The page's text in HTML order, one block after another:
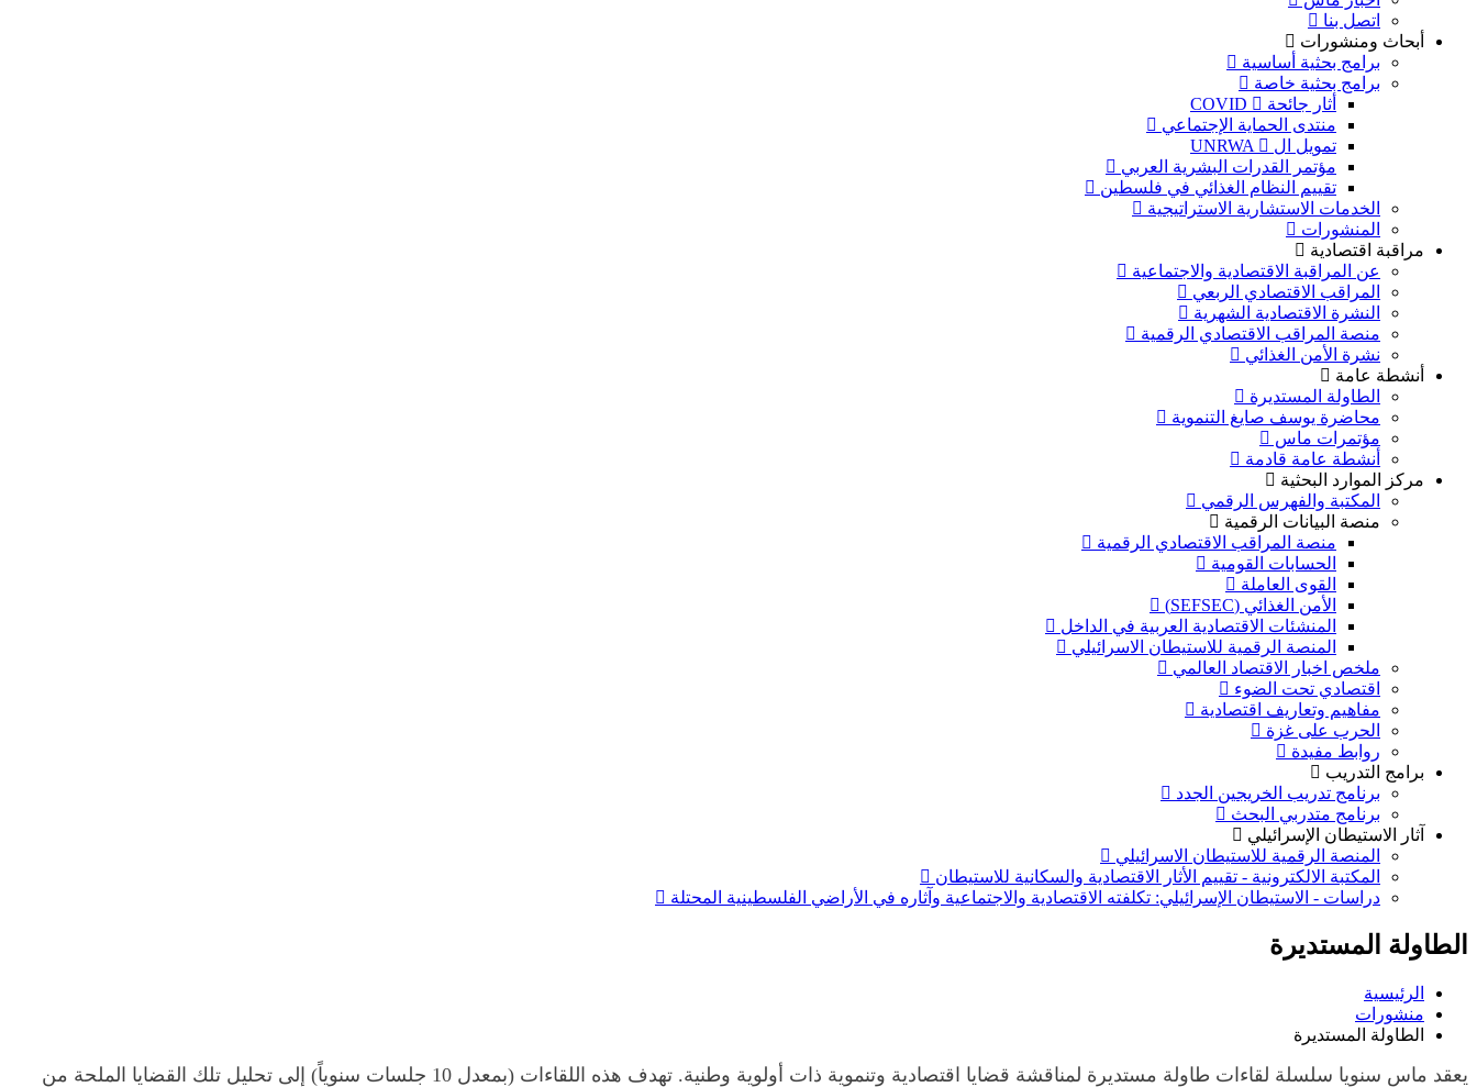
اتصل بنا
أبحاث ومنشورات
برامج بحثية أساسية
برامج بحثية خاصة
أثار جائحة COVID
منتدى الحماية الإجتماعي
تمويل ال UNRWA
مؤتمر القدرات البشرية العربي
تقييم النظام الغذائي في فلسطين
الخدمات الاستشارية الاستراتيجية
المنشورات
مراقبة اقتصادية
عن المراقبة الاقتصادية والاجتماعية
المراقب الاقتصادي الربعي
النشرة الاقتصادية الشهرية
منصة المراقب الاقتصادي الرقمية
نشرة الأمن الغذائي
أنشطة عامة
الطاولة المستديرة
محاضرة يوسف صايغ التنموية
مؤتمرات ماس
أنشطة عامة قادمة
مركز الموارد البحثية
المكتبة والفهرس الرقمي
منصة البيانات الرقمية
منصة المراقب الاقتصادي الرقمية
الحسابات القومية
القوى العاملة
الأمن الغذائي (SEFSEC)
المنشئات الاقتصادية العربية في الداخل
المنصة الرقمية للاستيطان الاسرائيلي
ملخص اخبار الاقتصاد العالمي
اقتصادي تحت الضوء
مفاهيم وتعاريف اقتصادية
الحرب على غزة
روابط مفيدة
برامج التدريب
برنامج تدريب الخريجين الجدد
برنامج متدربي البحث
آثار الاستيطان الإسرائيلي
المنصة الرقمية للاستيطان الاسرائيلي
المكتبة الالكترونية - تقييم الأثار الاقتصادية والسكانية للاستيطان
دراسات - الاستيطان الإسرائيلي: تكلفته الاقتصادية والاجتماعية وآثاره في الأراضي الفلسطينية المحتلة
الطاولة المستديرة
الرئيسية
منشورات
الطاولة المستديرة
يعقد ماس سنويا سلسلة لقاءات طاولة مستديرة لمناقشة قضايا اقتصادية وتنموية ذات أولوية وطنية. تهدف هذه اللقاءات (بمعدل 10 جلسات سنوياً) إلى تحليل تلك القضايا الملحة من